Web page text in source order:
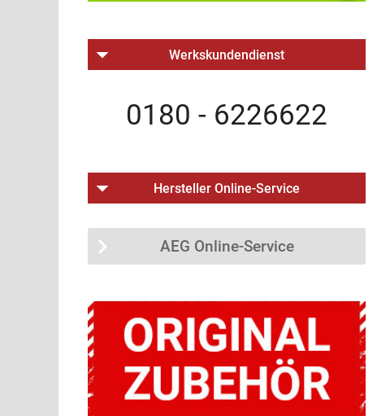
Werkskundendienst
0180 - 6226622
Hersteller Online-Service
AEG Online-Service